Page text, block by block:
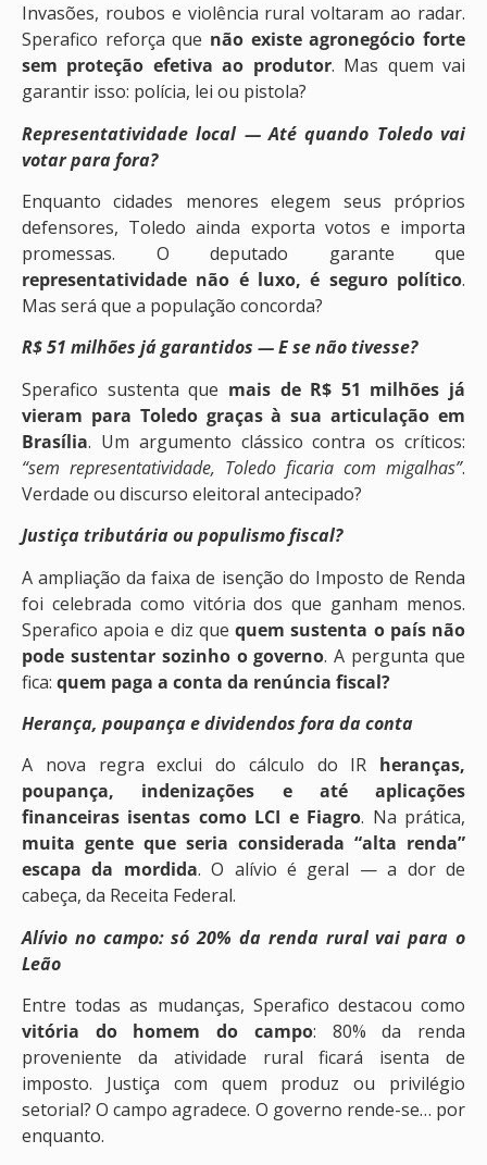
Invasões, roubos e violência rural voltaram ao radar.
Sperafico reforça que não existe agronegócio forte
sem proteção efetiva ao produtor. Mas quem vai
garantir isso: polícia, lei ou pistola?
Representatividade local — Até quando Toledo vai
votar para fora?
Enquanto cidades menores elegem seus próprios
defensores, Toledo ainda exporta votos e importa
promessas. O deputado garante que
representatividade não é luxo, é seguro político.
Mas será que a população concorda?
R$ 51 milhões já garantidos — E se não tivesse?
Sperafico sustenta que mais de R$ 51 milhões já
vieram para Toledo graças à sua articulação em
Brasília. Um argumento clássico contra os críticos:
“sem representatividade, Toledo ficaria com migalhas”.
Verdade ou discurso eleitoral antecipado?
Justiça tributária ou populismo fiscal?
A ampliação da faixa de isenção do Imposto de Renda
foi celebrada como vitória dos que ganham menos.
Sperafico apoia e diz quequem sustenta o país não
pode sustentar sozinho o governo. A pergunta que
fica: quem paga a conta da renúncia fiscal?
Herança, poupança e dividendos fora da conta
A nova regra exclui do cálculo do IR heranças,
poupança, indenizações e até aplicações
financeiras isentas como LCI e Fiagro. Na prática,
muita gente que seria considerada “alta renda”
escapa da mordida. O alívio é geral — a dor de
cabeça, da Receita Federal.
Alívio no campo: só 20% da renda rural vai para o
Leão
Entre todas as mudanças, Sperafico destacou como
vitória do homem do campo: 80% da renda
proveniente da atividade rural ficará isenta de
imposto. Justiça com quem produz ou privilégio
setorial? O campo agradece. O governo rende-se… por
enquanto.